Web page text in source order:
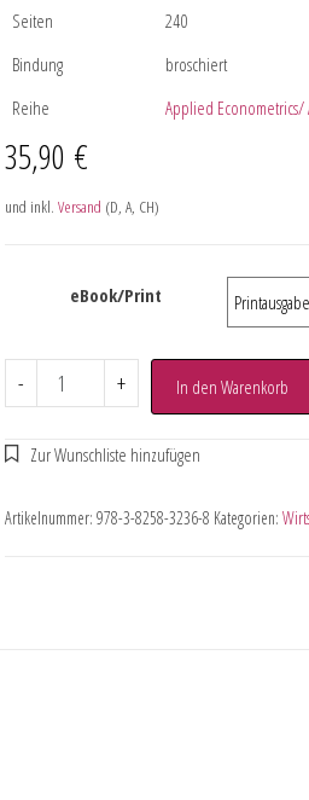
Seiten
240
Bindung
broschiert
Reihe
Applied
35,90 €
und inkl. Versand (D, A, CH)
eBook/Print
- + In den Warenkorb
Artikelnummer: 978-3-8258-3236-8 Kategorien: